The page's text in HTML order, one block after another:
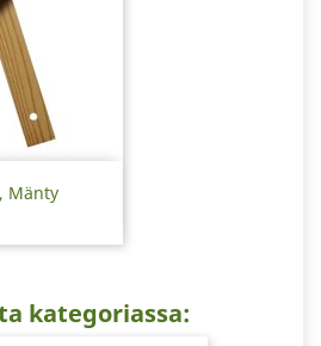
Mänty
kategoriassa: